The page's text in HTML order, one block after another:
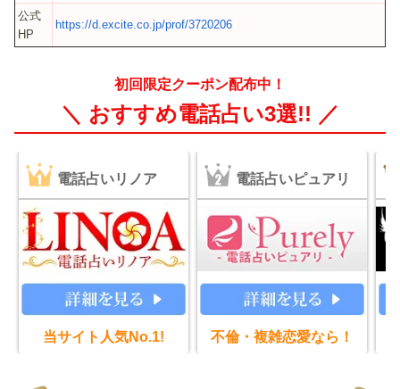
公式
HP
https://d.excite.co.jp/prof/3720206
初回限定クーポン配布中！
＼ おすすめ電話占い3選!! ／
電話占いリノア
当サイト人気No.1!
電話占いピュアリ
不倫・複雑恋愛なら！